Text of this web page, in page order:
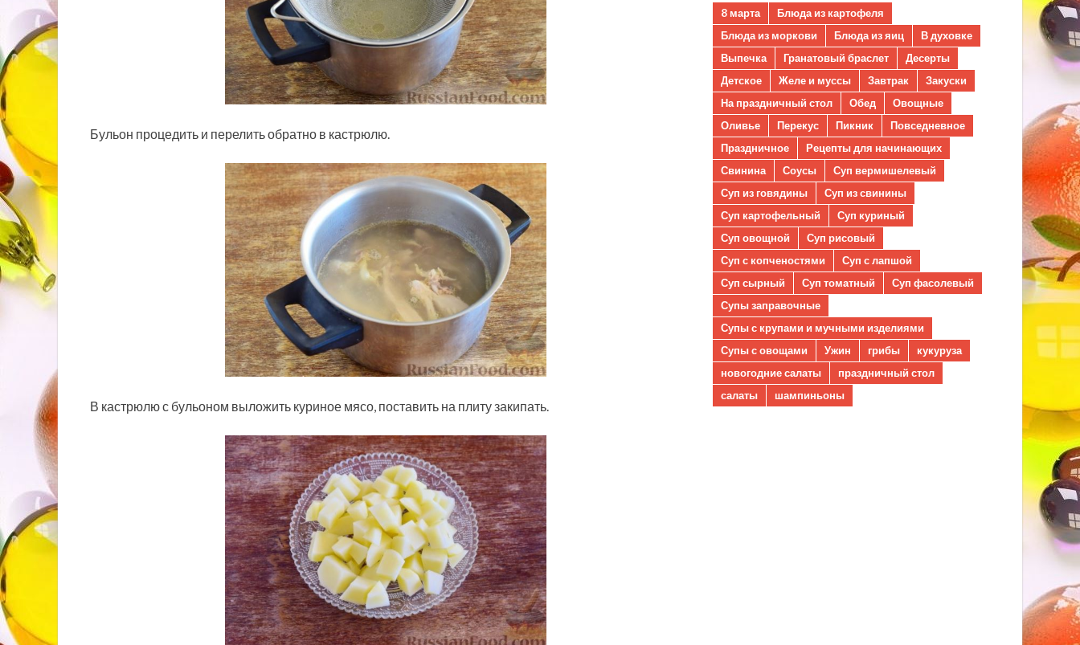
Бульон процедить и перелить обратно в кастрюлю.
В кастрюлю с бульоном выложить куриное мясо, поставить на плиту закипать.
8 марта
Блюда из картофеля
Блюда из моркови
Блюда из яиц
В духовке
Выпечка
Гранатовый браслет
Десерты
Детское
Желе и муссы Завтрак
Закуски
На праздничный стол
Обед
Овощные
Оливье
Перекус Пикник
Повседневное
Праздничное
Рецепты для начинающих
Свинина
Соусы
Суп вермишелевый
Суп из говядины
Суп из свинины
Суп картофельный
Суп куриный
Суп овощной
Суп рисовый
Суп с копченостями
Суп с лапшой
Суп сырный
Суп томатный
Суп фасолевый
Супы заправочные
Супы с крупами и мучными изделиями
Супы с овощами
Ужин грибы
кукуруза
новогодние салаты
праздничный стол
салаты
шампиньоны